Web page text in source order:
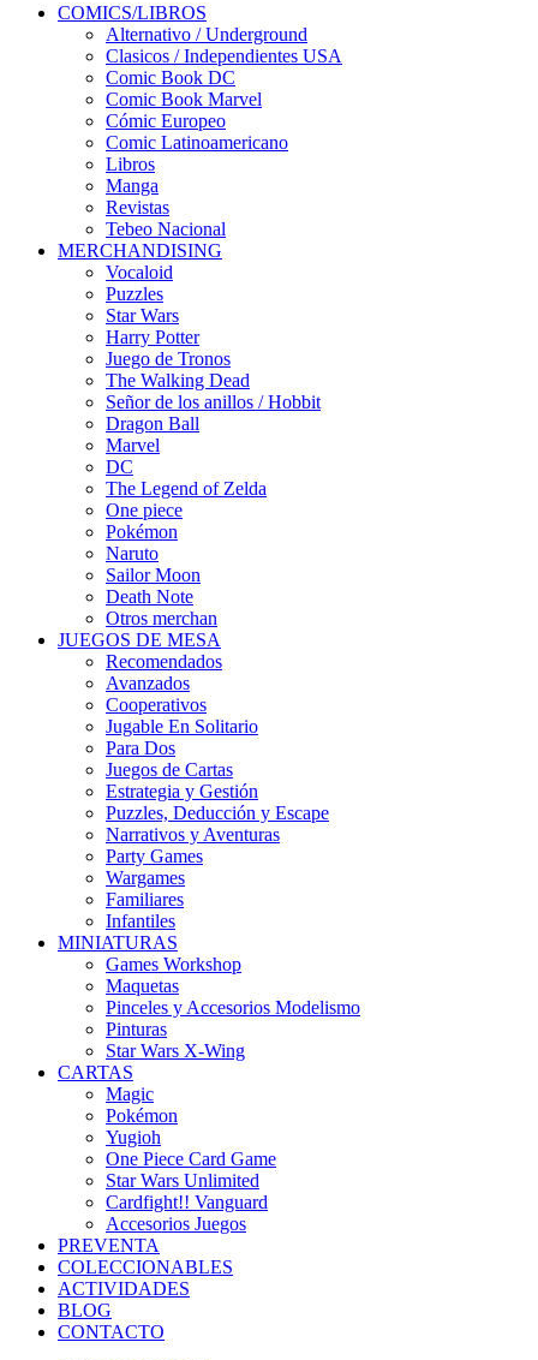
COMICS/LIBROS
Alternativo / Underground
Clasicos / Independientes USA
Comic Book DC
Comic Book Marvel
Cómic Europeo
Comic Latinoamericano
Libros
Manga
Revistas
Tebeo Nacional
MERCHANDISING
Vocaloid
Puzzles
Star Wars
Harry Potter
Juego de Tronos
The Walking Dead
Señor de los anillos / Hobbit
Dragon Ball
Marvel
DC
The Legend of Zelda
One piece
Pokémon
Naruto
Sailor Moon
Death Note
Otros merchan
JUEGOS DE MESA
Recomendados
Avanzados
Cooperativos
Jugable En Solitario
Para Dos
Juegos de Cartas
Estrategia y Gestión
Puzzles, Deducción y Escape
Narrativos y Aventuras
Party Games
Wargames
Familiares
Infantiles
MINIATURAS
Games Workshop
Maquetas
Pinceles y Accesorios Modelismo
Pinturas
Star Wars X-Wing
CARTAS
Magic
Pokémon
Yugioh
One Piece Card Game
Star Wars Unlimited
Cardfight!! Vanguard
Accesorios Juegos
PREVENTA
COLECCIONABLES
ACTIVIDADES
BLOG
CONTACTO